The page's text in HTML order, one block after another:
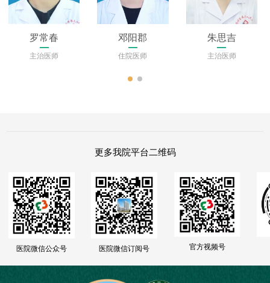
罗常春
主治医师
邓阳郡
住院医师
朱思吉
主治医师
更多我院平台二维码
医院微信公众号 医院微信订阅号 官方视频号